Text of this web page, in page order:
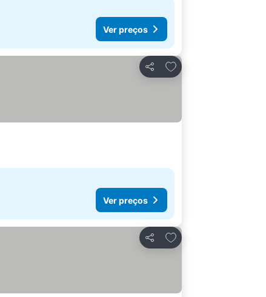
Ver preços
Partilhar
Adicionar aos favoritos
Ver preços
Partilhar
Adicionar aos favoritos